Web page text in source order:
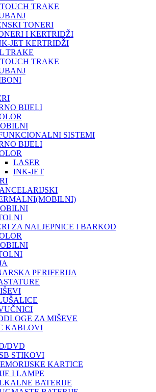
TRAKE
TONERI
I KERTRIDŽI
JET KERTRIDŽI
TRAKE
TRAKE
BIJELI
SISTEMI
BIJELI
LASER
INK-JET
ZA NALJEPNICE I BARKOD
PERIFERIJA
ZA MIŠEVE
KABLOVI
DVD
STIKOVI
KARTICE
I LAMPE
BATERIJE